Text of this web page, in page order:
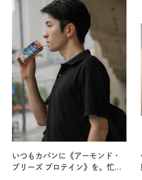
いつもカバンに《アーモンド・
ブリーズ プロテイン》を。忙し